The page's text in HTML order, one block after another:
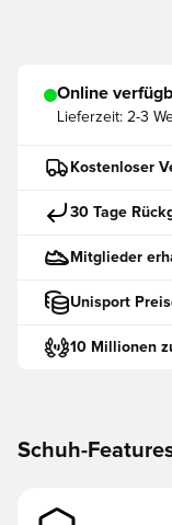
Online
Lieferzeit: 2-3
Kostenloser
30 Tage
Mitglieder
Unisport
10 Millionen
Schuh-